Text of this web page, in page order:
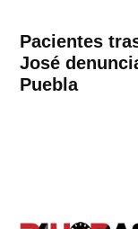
Pacientes
José
Puebla